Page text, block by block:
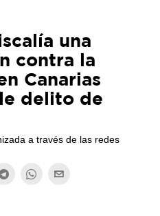
una
contra la
Canarias
delito de
a través de las redes